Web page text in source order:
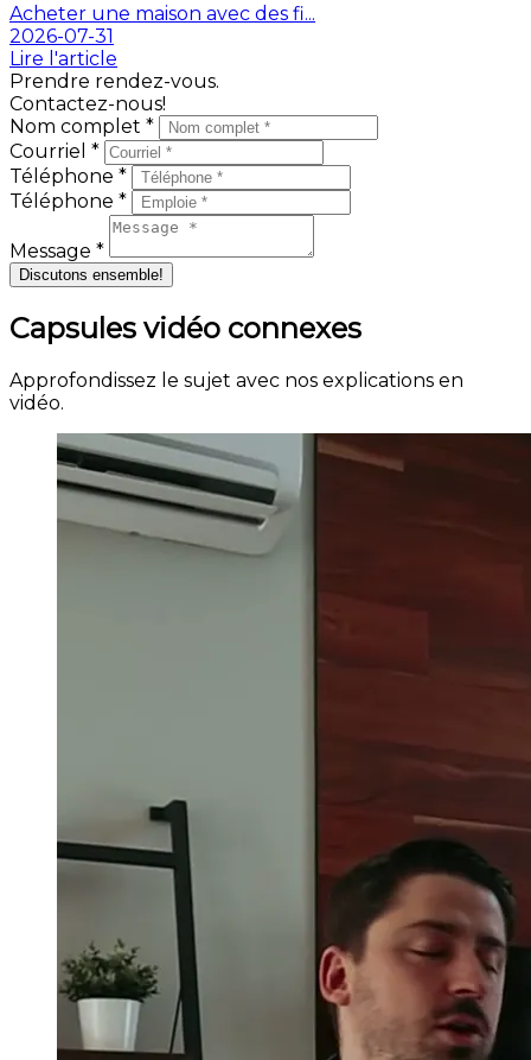
Acheter une maison avec des fi...
2026-07-31
Lire l'article
Prendre rendez-vous.
Contactez-nous!
Nom complet *
Courriel *
Téléphone *
Téléphone *
Message *
Discutons ensemble!
Capsules vidéo connexes
Approfondissez le sujet avec nos explications en
vidéo.